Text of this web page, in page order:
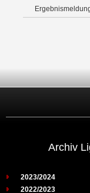
Archiv
2023/2024
2022/2023